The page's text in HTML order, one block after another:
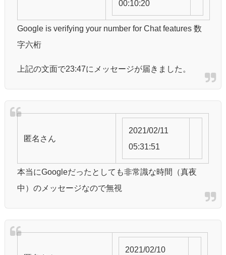
00:10:20
Google is verifying your number for Chat features 数
字六桁
上記の文面で23:47にメッセージが届きました。
匿名 さん
2021/02/11
05:31:51
本当にGoogleだったとしても非常識な時間（真夜
中）のメッセージなので無視
2021/02/10